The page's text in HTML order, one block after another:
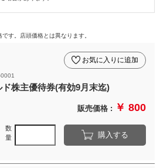
す。店頭価格とは異なります。
ド株主優待券(有効9月末迄)
お気に入りに追加
販売価格 : ￥ 800
数
量
購入する